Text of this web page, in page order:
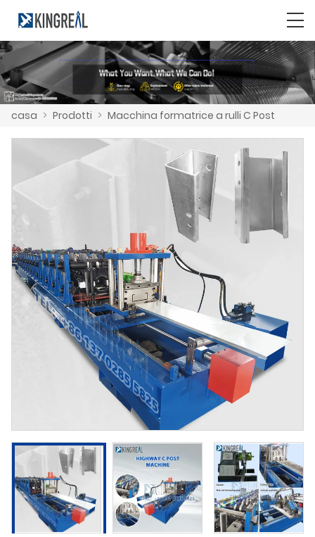
casa > Prodotti > Macchina formatrice a rulli C Post